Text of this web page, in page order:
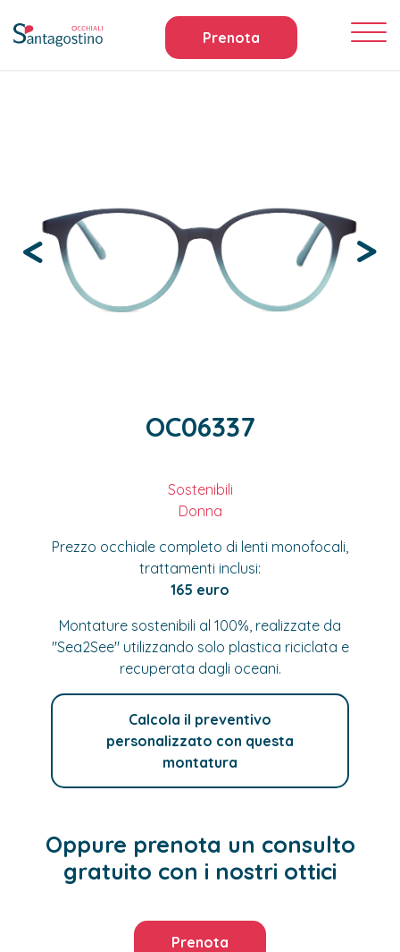
Prenota
OC06337
Sostenibili
Donna
Prezzo occhiale completo di lenti monofocali,
trattamenti inclusi:
165 euro
Montature sostenibili al 100%, realizzate da
"Sea2See" utilizzando solo plastica riciclata e
recuperata dagli oceani.
Calcola il preventivo
personalizzato con questa
montatura
Oppure prenota un consulto
gratuito con i nostri ottici
Prenota